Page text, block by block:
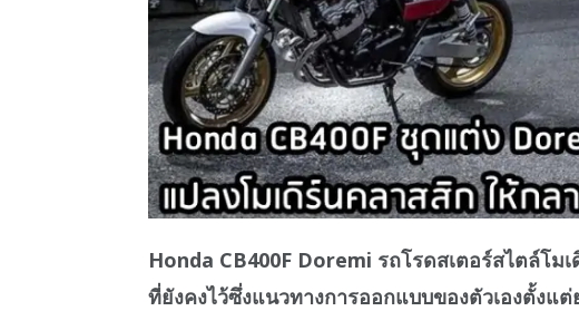
Honda CB400F Doremi รถโรดสเตอร์สไตล์โ
ที่ยังคงไว้ซึ่งแนวทางการออกแบบของตัวเองตั้งแ